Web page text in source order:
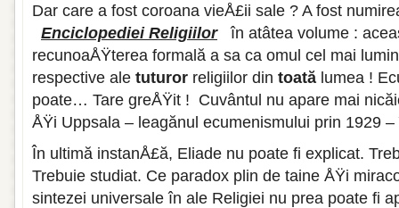
Dar care a fost coroana vieÅ£ii sale ? A fost
Enciclopediei Religiilor
în atâtea volume :
recunoaÅŸterea formală a sa ca omul cel mai
respective ale tuturor religiilor din toată lumea !
poate… Tare greÅŸit ! Cuvântul nu apare mai
ÅŸi Uppsala – leagănul ecumenismului prin 1929
În ultimă instanÅ£ă, Eliade nu poate fi explicat.
Trebuie studiat. Ce paradox plin de taine ÅŸi
sintezei universale în ale Religiei nu prea poate fi